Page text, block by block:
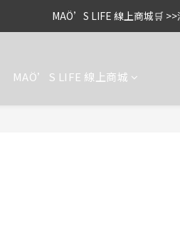
MAÖ’S LIFE 線上商城🛒
MAÖ’S LIFE 線上商城